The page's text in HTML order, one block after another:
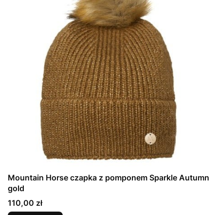
Mountain Horse czapka z pomponem Sparkle Autumn
gold
Cena
110,00 zł